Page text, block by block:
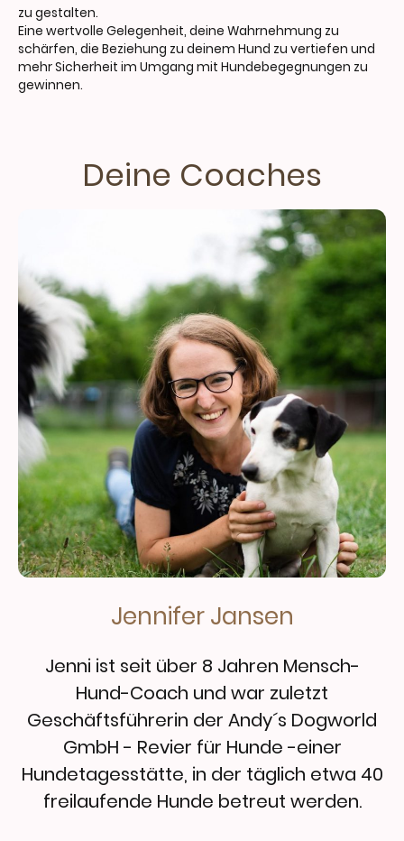
zu gestalten.
Eine wertvolle Gelegenheit, deine Wahrnehmung zu
schärfen, die Beziehung zu deinem Hund zu vertiefen und
mehr Sicherheit im Umgang mit Hundebegegnungen zu
gewinnen.
Deine Coaches
Jennifer Jansen
Jenni ist seit über 8 Jahren Mensch-
Hund-Coach und war zuletzt
Geschäftsführerin der Andy´s Dogworld
GmbH - Revier für Hunde -einer
Hundetagesstätte, in der täglich etwa 40
freilaufende Hunde betreut werden.